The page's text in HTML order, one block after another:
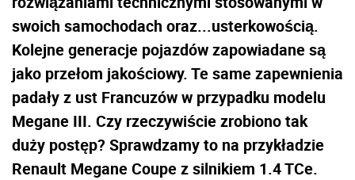
swoich samochodach oraz...usterkowością.
Kolejne generacje pojazdów zapowiadane są
jako przełom jakościowy. Te same zapewnienia
padały z ust Francuzów w przypadku modelu
Megane III. Czy rzeczywiście zrobiono tak
duży postęp? Sprawdzamy to na przykładzie
Renault Megane Coupe z silnikiem 1.4 TCe.